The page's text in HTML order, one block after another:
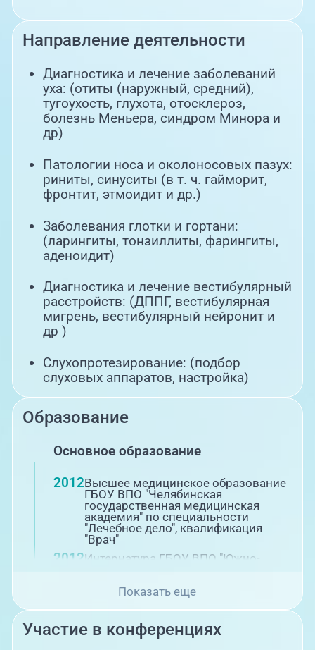
Направление деятельности
Диагностика и лечение заболеваний
уха: (отиты (наружный, средний),
тугоухость, глухота, отосклероз,
болезнь Меньера, синдром Минора и
др)
Патологии носа и околоносовых пазух:
риниты, синуситы (в т. ч. гайморит,
фронтит, этмоидит и др.)
Заболевания глотки и гортани:
(ларингиты, тонзиллиты, фарингиты,
аденоидит)
Диагностика и лечение вестибулярный
расстройств: (ДППГ, вестибулярная
мигрень, вестибулярный нейронит и
др )
Слухопротезирование: (подбор
слуховых аппаратов, настройка)
Образование
Основное образование
2012Высшее медицинское образование
ГБОУ ВПО "Челябинская
государственная медицинская
академия" по специальности
"Лечебное дело", квалификация
"Врач"
2012Интернатура ГБОУ ВПО "Южно-
специальности
2015Ординатура ГБОУ ВПО "Южно-
Уральский государственный
Показать еще
Участие в конференциях